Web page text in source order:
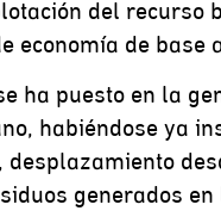
del
economía de base
ha puesto en la
habiéndose ya
generados